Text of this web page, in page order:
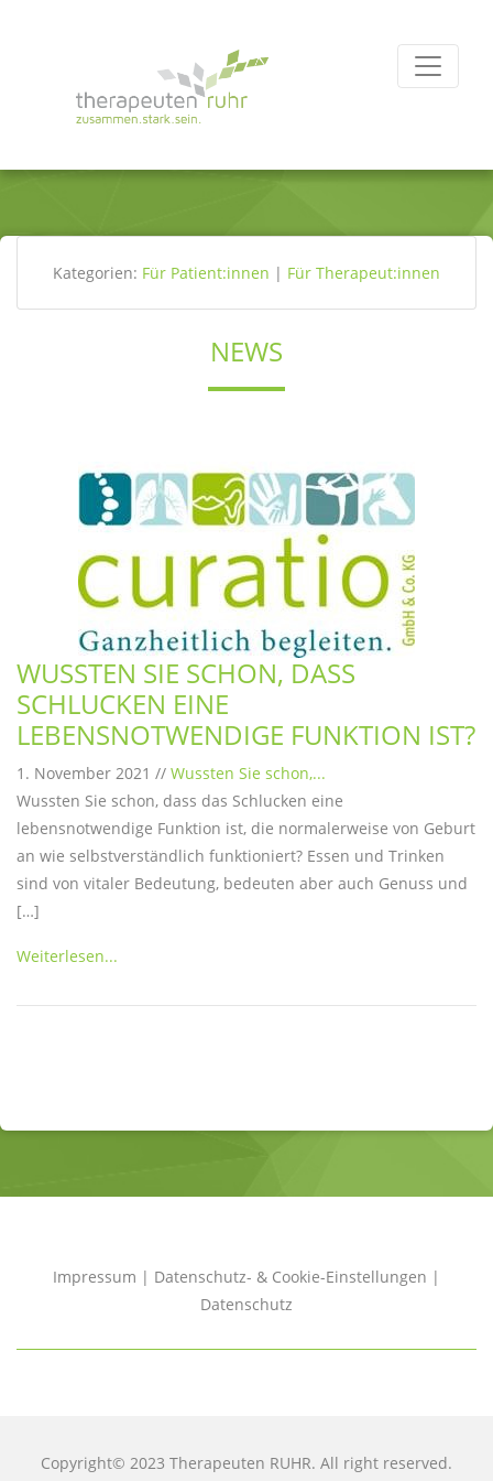
Kategorien: Für Patient:innen | Für Therapeut:innen
NEWS
WUSSTEN SIE SCHON, DASS
SCHLUCKEN EINE
LEBENSNOTWENDIGE FUNKTION IST?
1. November 2021 // Wussten Sie schon,...
Wussten Sie schon, dass das Schlucken eine
lebensnotwendige Funktion ist, die normalerweise von Geburt
an wie selbstverständlich funktioniert? Essen und Trinken
sind von vitaler Bedeutung, bedeuten aber auch Genuss und
[…]
Weiterlesen...
Impressum | Datenschutz- & Cookie-Einstellungen |
Datenschutz
Copyright© 2023 Therapeuten RUHR. All right reserved.